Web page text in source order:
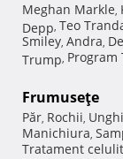
Meghan Markle,
Depp, Teo
Smiley, Andra,
Trump, Program
Frumuseţe
Păr, Rochii,
Manichiura,
Tratament